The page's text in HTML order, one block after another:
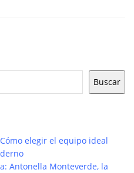
Buscar
elegir el equipo ideal
Antonella Monteverde, la